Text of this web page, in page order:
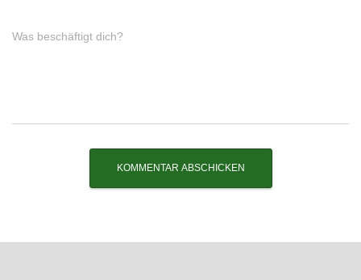
Was beschäftigt dich?